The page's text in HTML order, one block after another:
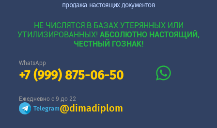
продажа настоящих документов
НЕ ЧИСЛЯТСЯ В БАЗАХ УТЕРЯННЫХ ИЛИ
УТИЛИЗИРОВАННЫХ! АБСОЛЮТНО НАСТОЯЩИЙ,
ЧЕСТНЫЙ ГОЗНАК!
WhatsApp
+7 (999) 875-06-50
Ежедневно с 9 до 22
Telegram@dimadiplom